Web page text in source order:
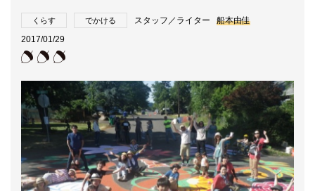
くらす でかける スタッフ／ライター
船本由佳
2017/01/29